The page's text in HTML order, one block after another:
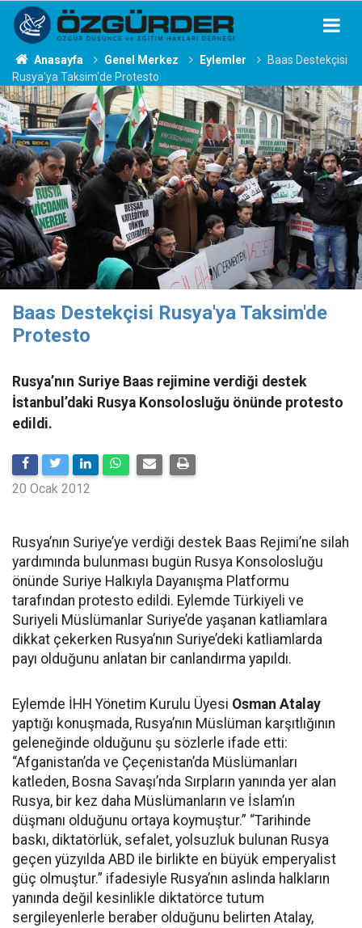
Anasayfa Genel Merkez Eylemler
Baas Destekçisi
Rusya'ya Taksim'de Protesto
Baas Destekçisi Rusya'ya Taksim'de
Protesto
Rusya’nın Suriye Baas rejimine verdiği destek
İstanbul’daki Rusya Konsolosluğu önünde protesto
edildi.
20 Ocak 2012
Rusya’nın Suriye’ye verdiği destek Baas Rejimi’ne silah
yardımında bulunması bugün Rusya Konsolosluğu
önünde Suriye Halkıyla Dayanışma Platformu
tarafından protesto edildi. Eylemde Türkiyeli ve
Suriyeli Müslümanlar Suriye’de yaşanan katliamlara
dikkat çekerken Rusya’nın Suriye’deki katliamlarda
payı olduğunu anlatan bir canlandırma yapıldı.
Eylemde İHH Yönetim Kurulu Üyesi Osman Atalay
yaptığı konuşmada, Rusya’nın Müslüman karşıtlığının
geleneğinde olduğunu şu sözlerle ifade etti:
“Afganistan’da ve Çeçenistan’da Müslümanları
katleden, Bosna Savaşı’nda Sırpların yanında yer alan
Rusya, bir kez daha Müslümanların ve İslam’ın
düşmanı olduğunu ortaya koymuştur.” “Tarihinde
baskı, diktatörlük, sefalet, yolsuzluk bulunan Rusya
geçen yüzyılda ABD ile birlikte en büyük emperyalist
güç olmuştur.” ifadesiyle Rusya’nın aslında halkların
yanında değil kesinlikle diktatörce tutum
sergileyenlerle beraber olduğunu belirten Atalay,